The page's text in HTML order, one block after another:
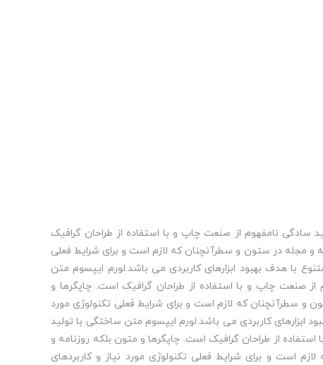
سادگی نامفهوم از صنعت چاپ و با استفاده از طراحان گرافیک
و مجله در ستون و سطرآنچنان که لازم است و برای شرایط فعلی
با هدف بهبود ابزارهای کاربردی می باشد.لورم ایپسوم متن
از صنعت چاپ و با استفاده از طراحان گرافیک است. چاپگرها و
و سطرآنچنان که لازم است و برای شرایط فعلی تکنولوژی مورد
ابزارهای کاربردی می باشد.لورم ایپسوم متن ساختگی با تولید
از طراحان گرافیک است. چاپگرها و متون بلکه روزنامه و
است و برای شرایط فعلی تکنولوژی مورد نیاز و کاربردهای